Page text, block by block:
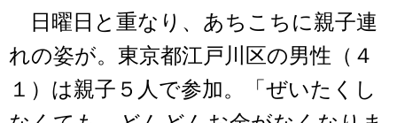
日曜日と重なり、あちこちに親子連
れの姿が。東京都江戸川区の男性（４
１）は親子５人で参加。「ぜいたくし